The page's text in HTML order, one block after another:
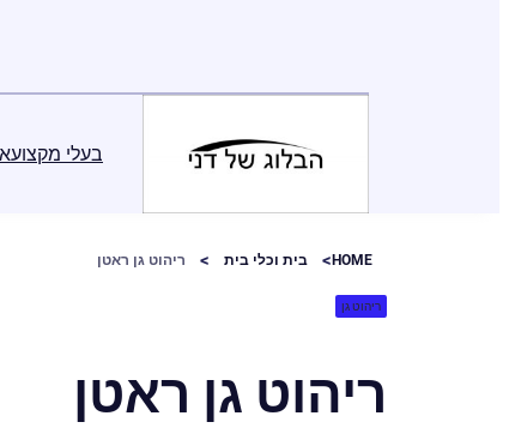
בעלי מקצוע
HOME בית וכלי בית ריהוט גן ראטן
ריהוט גן
ריהוט גן ראטן